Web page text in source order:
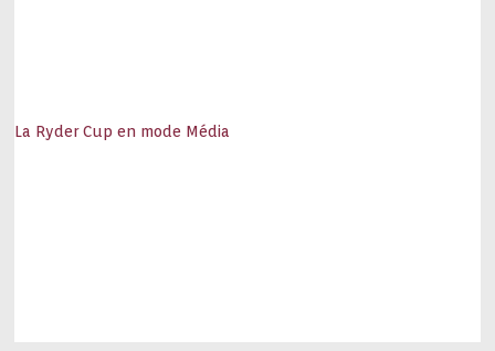
La Ryder Cup en mode Média